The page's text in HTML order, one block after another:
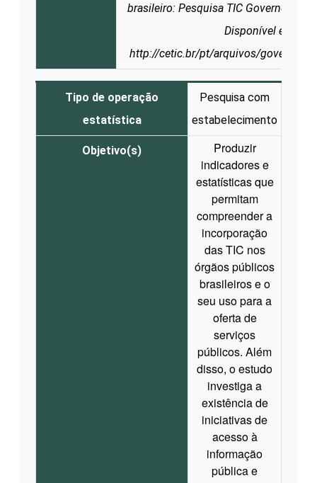
brasileiro: Pesquisa TIC Governo
Disponível em:
http://cetic.br/pt/arquivos/governo/
Tipo de operação
estatística
Pesquisa com
estabelecimento
Objetivo(s)
Produzir
indicadores e
estatísticas que
permitam
compreender a
incorporação
das TIC nos
órgãos públicos
brasileiros e o
seu uso para a
oferta de
serviços
públicos. Além
disso, o estudo
investiga a
existência de
iniciativas de
acesso à
informação
pública e